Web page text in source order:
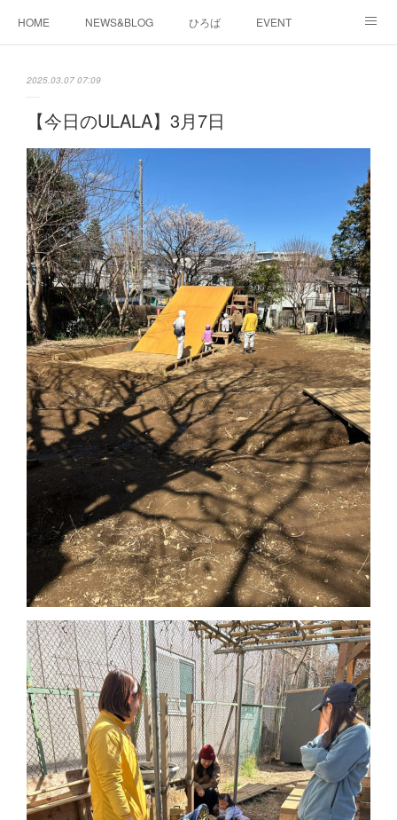
HOME NEWS&BLOG ひろば EVENT
2025.03.07 07:09
【今日のULALA】3月7日